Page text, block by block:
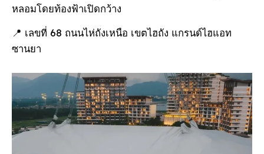
หลอมโดยท้องฟ้าเปิดกว้าง
📍 เลขที่ 68 ถนนไห่ถังเหนือ เขตไฮถัง แกรนด์ไฮแอท
ซานยา